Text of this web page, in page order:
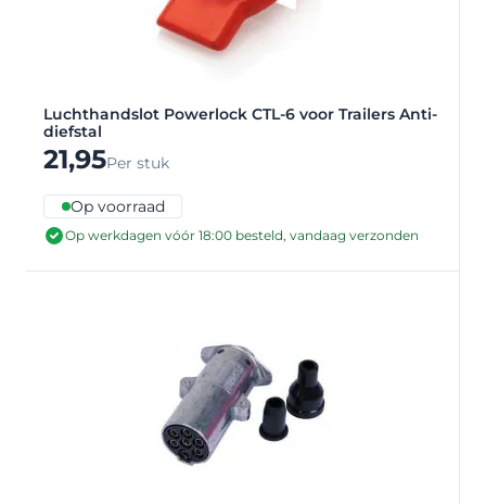
Luchthandslot Powerlock CTL-6 voor Trailers Anti-
diefstal
21,95Per stuk
Op voorraad
Op werkdagen vóór 18:00 besteld, vandaag verzonden